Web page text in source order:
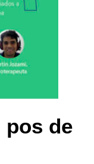
pos de